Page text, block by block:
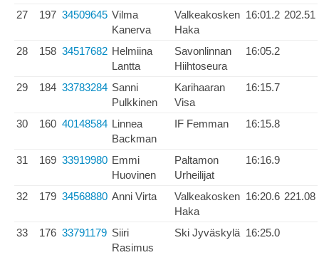
27
197 34509645 Vilma
Kanerva
Valkeakosken
Haka
16:01.2 202.51
28 158 34517682 Helmiina
Lantta
Savonlinnan
Hiihtoseura
16:05.2
29 184 33783284 Sanni
Pulkkinen
Karihaaran
Visa
16:15.7
30 160 40148584 Linnea
Backman
IF Femman 16:15.8
31 169 33919980 Emmi
Huovinen
Paltamon
Urheilijat
16:16.9
32 179 34568880 Anni Virta
Valkeakosken
Haka
16:20.6 221.08
33 176 33791179 Siiri
Rasimus
Ski Jyväskylä 16:25.0